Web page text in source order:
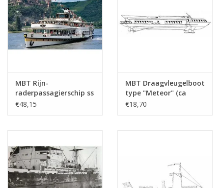
MBT Rijn-
raderpassagierschip ss
"Goethe" (1913), na
(10.15.005)
€48,15
MBT Draagvleugelboot
type "Meteor" (ca
1960) - Bouwtekening
€18,70